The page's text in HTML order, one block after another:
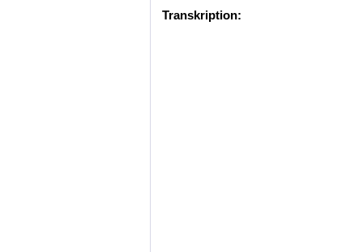
Transkription: